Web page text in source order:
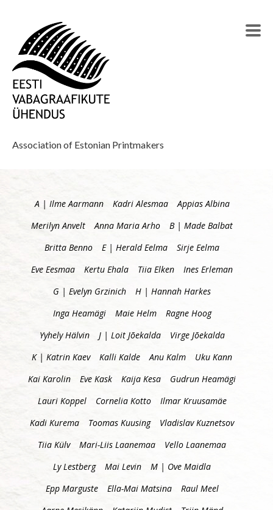
Association of Estonian Printmakers
A | Ilme Aarmann Kadri Alesmaa
Appias Albina
Merilyn Anvelt
Anna Maria Arho
B | Made Balbat
Britta Benno
E | Herald Eelma
Sirje Eelma
Eve Eesmaa
Kertu Ehala Tiia Elken
Ines Erleman
G | Evelyn Grzinich
H | Hannah Harkes
Inga Heamägi
Maie Helm
Ragne Hoog
Yyhely Hälvin
J | Loit Jõekalda
Virge Jõekalda
K | Katrin Kaev
Kalli Kalde Anu Kalm
Uku Kann
Kai Karolin
Eve Kask Kaija Kesa
Gudrun Heamägi
Lauri Koppel
Cornelia Kotto
Ilmar Kruusamäe
Kadi Kurema
Toomas Kuusing
Vladislav Kuznetsov
Tiia Külv
Mari-Liis Laanemaa
Vello Laanemaa
Ly Lestberg
Mai Levin
M | Ove Maidla
Epp Marguste
Ella-Mai Matsina
Raul Meel